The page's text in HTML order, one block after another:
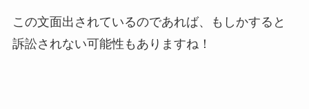
この文面出されているのであれば、もしかすると
訴訟されない可能性もありますね！